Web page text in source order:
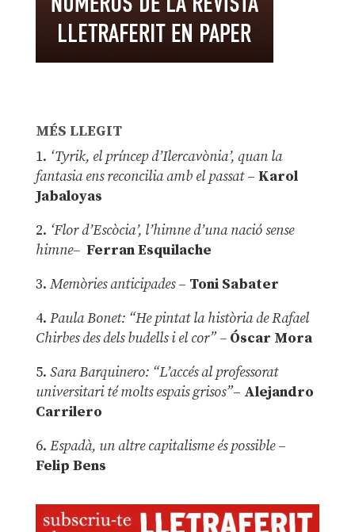
MÉS LLEGIT
1. ‘Tyrik, el príncep d’Ilercavònia’, quan la
fantasia ens reconcilia amb el passat– Karol
Jabaloyas
2. ‘Flor d’Escòcia’, l’himne d’una nació sense
himne– Ferran Esquilache
3. Memòries anticipades– Toni Sabater
4. Paula Bonet: “He pintat la història de Rafael
Chirbes des dels budells i el cor” –Óscar Mora
5. Sara Barquinero: “L’accés al professorat
universitari té molts espais grisos”– Alejandro
Carrilero
6. Espadà, un altre capitalisme és possible –
Felip Bens